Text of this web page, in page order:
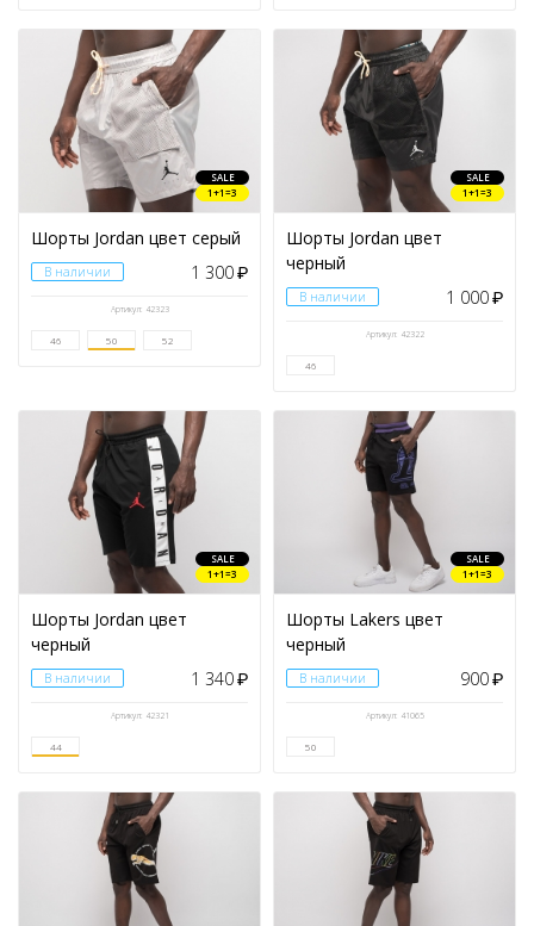
SALE
1+1=3
Шорты Jordan цвет серый
В наличии 1 300₽
Артикул: 42323
46 50 52
SALE
1+1=3
Шорты Jordan цвет
черный
В наличии 1 000₽
Артикул: 42322
46
SALE
1+1=3
Шорты Jordan цвет
черный
В наличии 1 340₽
Артикул: 42321
44
SALE
1+1=3
Шорты Lakers цвет
черный
В наличии 900₽
Артикул: 41065
50